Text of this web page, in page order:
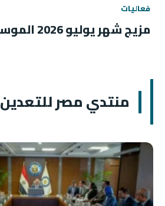
فعاليات
مزيج شهر يوليو 2026 الموسيقي
منتدي مصر للتعدين